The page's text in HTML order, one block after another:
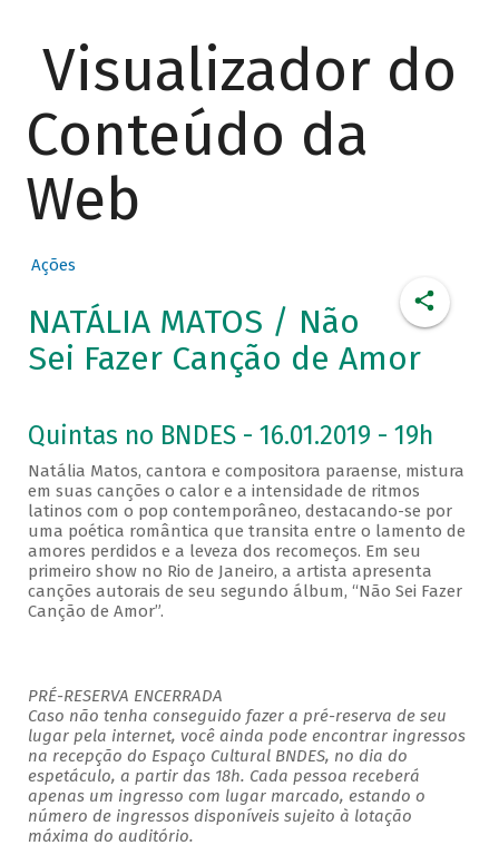
Visualizador do
Conteúdo da
Web
Ações
NATÁLIA MATOS / Não
Sei Fazer Canção de Amor
Quintas no BNDES - 16.01.2019 - 19h
Natália Matos, cantora e compositora paraense, mistura
em suas canções o calor e a intensidade de ritmos
latinos com o pop contemporâneo, destacando-se por
uma poética romântica que transita entre o lamento de
amores perdidos e a leveza dos recomeços. Em seu
primeiro show no Rio de Janeiro, a artista apresenta
canções autorais de seu segundo álbum, “Não Sei Fazer
Canção de Amor”.
PRÉ-RESERVA ENCERRADA
Caso não tenha conseguido fazer a pré-reserva de seu
lugar pela internet, você ainda pode encontrar ingressos
na recepção do Espaço Cultural BNDES, no dia do
espetáculo, a partir das 18h. Cada pessoa receberá
apenas um ingresso com lugar marcado, estando o
número de ingressos disponíveis sujeito à lotação
máxima do auditório.